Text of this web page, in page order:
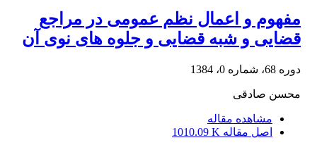
مفهوم و اعمال نظم عمومی در مراجع
قضایی و شبه قضایی و جلوه های نوی آن
دوره 68، شماره 0، 1384
محسن صادقی
مشاهده مقاله
اصل مقاله 1010.09 K